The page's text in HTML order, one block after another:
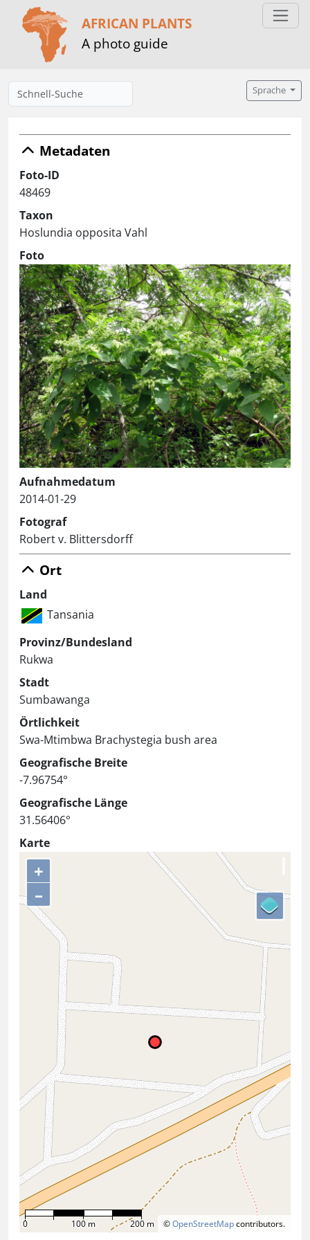
AFRICAN PLANTS
A photo guide
Sprache
Metadaten
Foto-ID
48469
Taxon
Hoslundia opposita Vahl
Foto
Aufnahmedatum
2014-01-29
Fotograf
Robert v. Blittersdorff
Ort
Land
Tansania
Provinz/Bundesland
Rukwa
Stadt
Sumbawanga
Örtlichkeit
Swa-Mtimbwa Brachystegia bush area
Geografische Breite
-7.96754°
Geografische Länge
31.56406°
Karte
+
–
©OpenStreetMapcontributors.
0 100 m 200 m